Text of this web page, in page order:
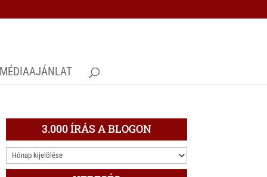
MÉDIAAJÁNLAT
3.000 ÍRÁS A BLOGON
3.000
ÍRÁS